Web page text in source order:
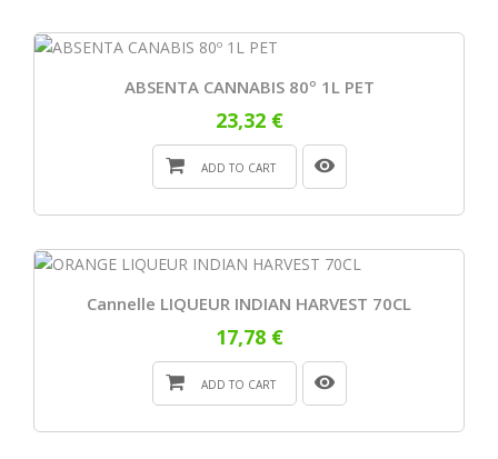
ABSENTA CANNABIS 80º 1L PET
23,32 €
ADD TO CART
Cannelle LIQUEUR INDIAN HARVEST 70CL
17,78 €
ADD TO CART